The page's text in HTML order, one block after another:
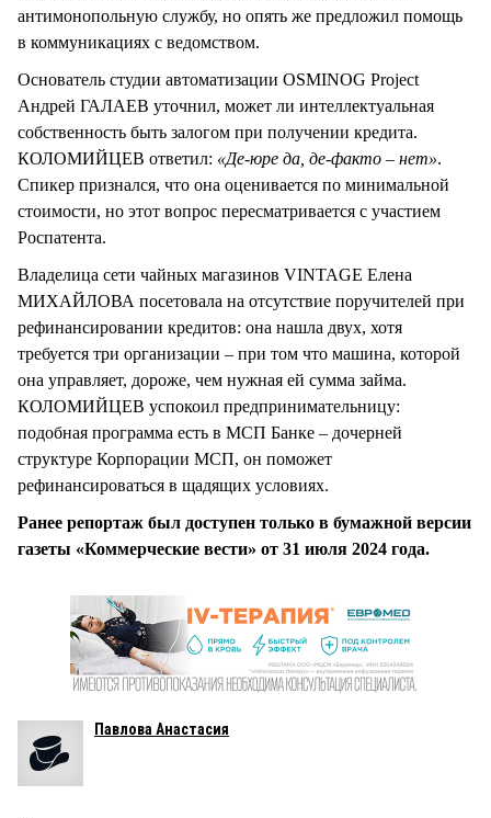
антимонопольную службу, но опять же предложил помощь
в коммуникациях с ведомством.
Основатель студии автоматизации OSMINOG Project
Андрей ГАЛАЕВ уточнил, может ли интеллектуальная
собственность быть залогом при получении кредита.
КОЛОМИЙЦЕВ ответил: «Де-юре да, де-факто – нет».
Спикер признался, что она оценивается по минимальной
стоимости, но этот вопрос пересматривается с участием
Роспатента.
Владелица сети чайных магазинов VINTAGE Елена
МИХАЙЛОВА посетовала на отсутствие поручителей при
рефинансировании кредитов: она нашла двух, хотя
требуется три организации – при том что машина, которой
она управляет, дороже, чем нужная ей сумма займа.
КОЛОМИЙЦЕВ успокоил предпринимательницу:
подобная программа есть в МСП Банке – дочерней
структуре Корпорации МСП, он поможет
рефинансироваться в щадящих условиях.
Ранее репортаж был доступен только в бумажной версии
газеты «Коммерческие вести» от 31 июля 2024 года.
Павлова Анастасия